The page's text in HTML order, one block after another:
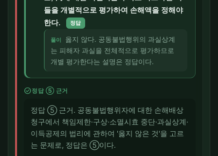
들을 개별적으로 평가하여 손해액을 정해야
한다.
정답
풀이
옳지 않다. 공동불법행위의 과실상계
는 피해자 과실을 전체적으로 평가하므로
개별 평가한다는 설명은 정답이다.
check_circle정답 ⑤ 근거
정답 ⑤ 근거. 공동불법행위자에 대한 손해배상
청구에서 책임제한·구상·소멸시효 중단·과실상계·
이득공제의 법리에 관하여 '옳지 않은 것'을 고르
는 문제로, 정답은 ⑤이다.